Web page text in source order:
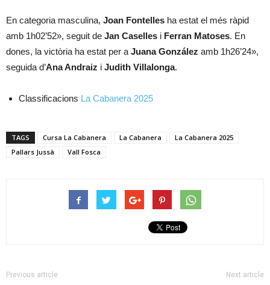
En categoria masculina, Joan Fontelles ha estat el més ràpid
amb 1h02’52», seguit de Jan Caselles i Ferran Matoses. En
dones, la victòria ha estat per a Juana González amb 1h26’24»,
seguida d’Ana Andraiz i Judith Villalonga.
Classificacions La Cabanera 2025
TAGS Cursa La Cabanera La Cabanera
La Cabanera 2025
Pallars Jussà
Vall Fosca
Previous article Next article